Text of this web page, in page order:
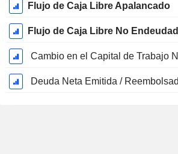
Flujo de Caja Libre Apalancado
Flujo de Caja Libre No
Cambio en el Capital de Trabajo
Deuda Neta Emitida /